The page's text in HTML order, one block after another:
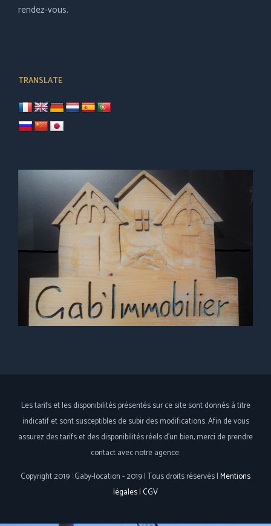
rendez-vous.
TRANSLATE
Les tarifs et les disponibilités présentés sur ce site sont donnés à titre
indicatif et sont susceptibles de subir des modifications. Afin de vous
assurez des tarifs et des disponibilités réels d'un bien, merci de prendre
contact avec notre agence.
Copyright 2019 : Gaby-location - 2019 | Tous droits réservés |Mentions
légales| CGV